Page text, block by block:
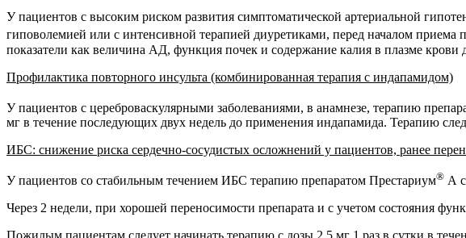
У пациентов с высоким риском развития симптоматической артериальной
гиповолемией или с интенсивной терапией диуретиками, перед началом приема
показатели как величина АД, функция почек и содержание калия в плазме
Профилактика повторного инсульта (комбинированная терапия с индапамидом)
У пациентов с цереброваскулярными заболеваниями, в анамнезе, терапию
мг в течение последующих двух недель до применения индапамида. Терапию
ИБС: снижение риска сердечно-сосудистых осложнений у пациентов, ранее
У пациентов со стабильным течением ИБС терапию препаратом Престариум® А
Через 2 недели, при хорошей переносимости препарата и с учетом состояния